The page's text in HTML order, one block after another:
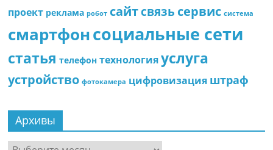
проект реклама робот сайтсвязь сервис система
смартфонсоциальные сети
статья телефон технология услуга
устройство фотокамера цифровизация штраф
Архивы
Архивы